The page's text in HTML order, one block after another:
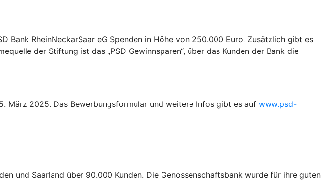
RheinNeckarSaar eG Spenden in Höhe von 250.000 Euro. Zusätzlich gibt es
der Stiftung ist das „PSD Gewinnsparen“, über das Kunden der Bank die
März 2025. Das Bewerbungsformular und weitere Infos gibt es auf www.psd-
und Saarland über 90.000 Kunden. Die Genossenschaftsbank wurde für ihre guten